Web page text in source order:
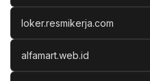
loker.resmikerja.com
alfamart.web.id